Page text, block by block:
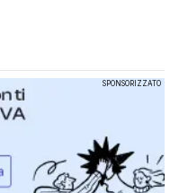
SPONSORIZZATO